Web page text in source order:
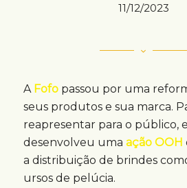
11/12/2023
A Fofopassou por uma
seus produtos e sua marca.
reapresentar para o público,
desenvolveu uma ação OOH
a distribuição de brindes
ursos de pelúcia.